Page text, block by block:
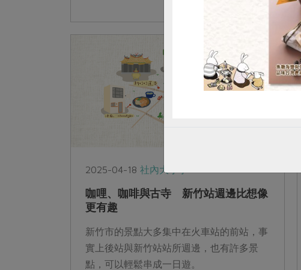
2025-04-18 社內大小事
咖哩、咖啡與古寺 新竹站週邊比想像
更有趣
新竹市的景點大多集中在火車站的前站，事
實上後站與新竹站站所週邊，也有許多景
點，可以輕鬆串成一日遊。